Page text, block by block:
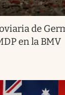
de
en la BMV